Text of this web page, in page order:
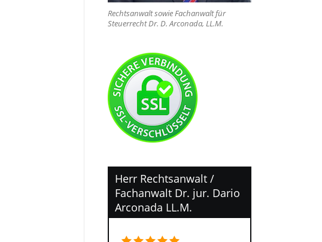
Rechtsanwalt sowie Fachanwalt für
Steuerrecht Dr. D. Arconada, LL.M.
Herr Rechtsanwalt /
Fachanwalt Dr. jur. Dario
Arconada LL.M.